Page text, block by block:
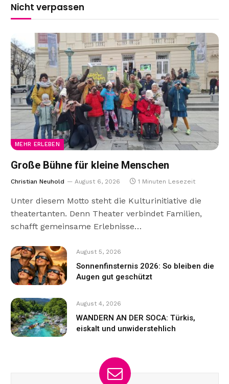
Nicht verpassen
MEHR ERLEBEN
Große Bühne für kleine Menschen
Christian Neuhold August 6, 2026 1 Minuten Lesezeit
Unter diesem Motto steht die Kulturinitiative die
theatertanten. Denn Theater verbindet Familien,
schafft gemeinsame Erlebnisse…
August 5, 2026
Sonnenfinsternis 2026: So bleiben die
Augen gut geschützt
August 4, 2026
WANDERN AN DER SOCA: Türkis,
eiskalt und unwiderstehlich